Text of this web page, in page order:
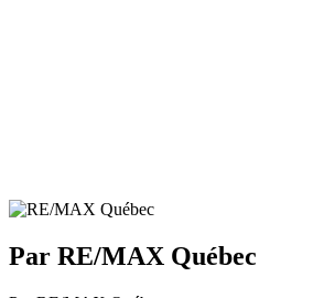
Par RE/MAX Québec